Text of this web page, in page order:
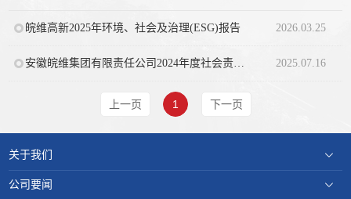
皖维高新2025年环境、社会及治理(ESG)报告 2026.03.25
2025.07.16
上一页 1 下一页
关于我们
公司要闻